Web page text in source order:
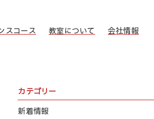
スコース 教室について 会社情報
カテゴリー
新着情報